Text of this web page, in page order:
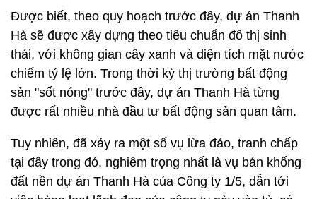
Được biết, theo quy hoạch trước đây, dự án Thanh
Hà sẽ được xây dựng theo tiêu chuẩn đô thị sinh
thái, với không gian cây xanh và diện tích mặt nước
chiếm tỷ lệ lớn. Trong thời kỳ thị trường bất động
sản "sốt nóng" trước đây, dự án Thanh Hà từng
được rất nhiều nhà đầu tư bất động sản quan tâm.
Tuy nhiên, đã xảy ra một số vụ lừa đảo, tranh chấp
tại đây trong đó, nghiêm trọng nhất là vụ bán khống
đất nền dự án Thanh Hà của Công ty 1/5, dẫn tới